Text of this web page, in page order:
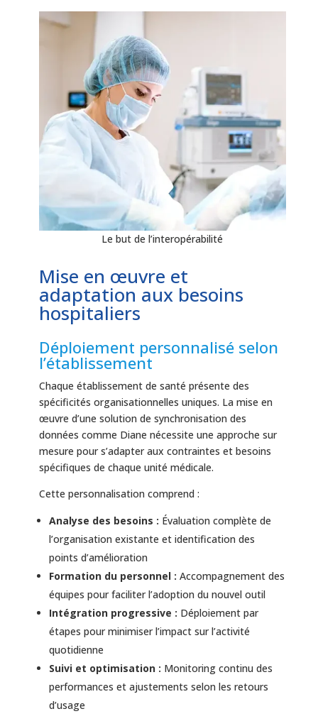
Le but de l’interopérabilité
Mise en œuvre et
adaptation aux besoins
hospitaliers
Déploiement personnalisé selon
l’établissement
Chaque établissement de santé présente des
spécificités organisationnelles uniques. La mise en
œuvre d’une solution de synchronisation des
données comme Diane nécessite une approche sur
mesure pour s’adapter aux contraintes et besoins
spécifiques de chaque unité médicale.
Cette personnalisation comprend :
Analyse des besoins : Évaluation complète de
l’organisation existante et identification des
points d’amélioration
Formation du personnel : Accompagnement des
équipes pour faciliter l’adoption du nouvel outil
Intégration progressive : Déploiement par
étapes pour minimiser l’impact sur l’activité
quotidienne
Suivi et optimisation : Monitoring continu des
performances et ajustements selon les retours
d’usage